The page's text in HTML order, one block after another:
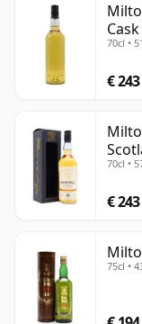
70cl •
€ 243
jaar
70cl •
€ 243
75cl •